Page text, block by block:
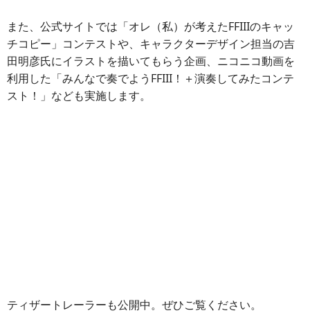
また、公式サイトでは「オレ（私）が考えたFFIIIのキャッ
チコピー」コンテストや、キャラクターデザイン担当の吉
田明彦氏にイラストを描いてもらう企画、ニコニコ動画を
利用した「みんなで奏でようFFIII！＋演奏してみたコンテ
スト！」なども実施します。
ティザートレーラーも公開中。ぜひご覧ください。